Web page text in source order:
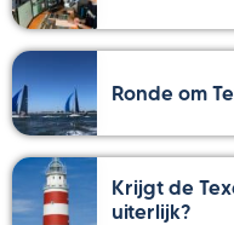
Ronde om
Krijgt de
uiterlijk?